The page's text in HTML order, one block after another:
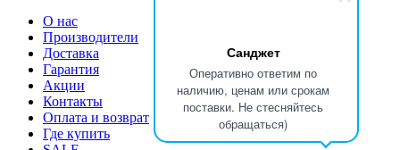
Санджет
Оперативно ответим по
наличию, ценам или срокам
поставки. Не стесняйтесь
обращаться)
О нас
Производители
Доставка
Гарантия
Акции
Контакты
Оплата и возврат
Где купить